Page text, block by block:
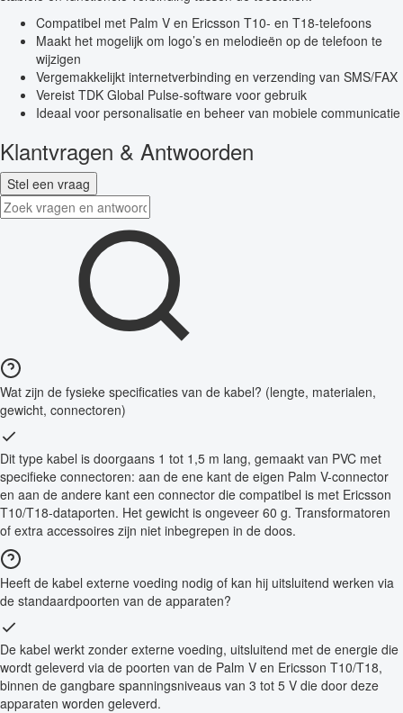
Compatibel met Palm V en Ericsson T10- en T18-telefoons
Maakt het mogelijk om logo’s en melodieën op de telefoon te
wijzigen
Vergemakkelijkt internetverbinding en verzending van SMS/FAX
Vereist TDK Global Pulse-software voor gebruik
Ideaal voor personalisatie en beheer van mobiele communicatie
Klantvragen & Antwoorden
Stel een vraag
Wat zijn de fysieke specificaties van de kabel? (lengte, materialen,
gewicht, connectoren)
Dit type kabel is doorgaans 1 tot 1,5 m lang, gemaakt van PVC met
specifieke connectoren: aan de ene kant de eigen Palm V-connector
en aan de andere kant een connector die compatibel is met Ericsson
T10/T18-dataporten. Het gewicht is ongeveer 60 g. Transformatoren
of extra accessoires zijn niet inbegrepen in de doos.
Heeft de kabel externe voeding nodig of kan hij uitsluitend werken via
de standaardpoorten van de apparaten?
De kabel werkt zonder externe voeding, uitsluitend met de energie die
wordt geleverd via de poorten van de Palm V en Ericsson T10/T18,
binnen de gangbare spanningsniveaus van 3 tot 5 V die door deze
apparaten worden geleverd.